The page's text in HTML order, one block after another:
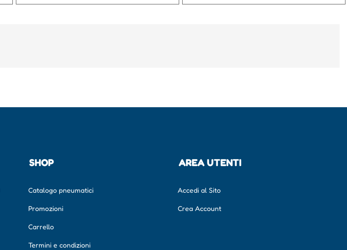
SHOP
Catalogo pneumatici
Promozioni
Carrello
Termini e condizioni
AREA UTENTI
Accedi al Sito
Crea Account